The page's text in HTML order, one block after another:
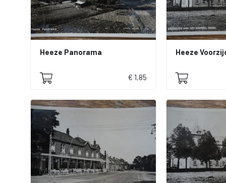
Heeze Panorama
€ 1,85